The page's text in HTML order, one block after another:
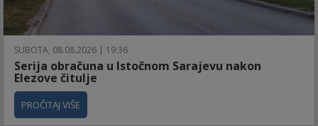
SUBOTA, 08.08.2026 | 19:36
Serija obračuna u Istočnom Sarajevu nakon
Elezove čitulje
PROČITAJ VIŠE